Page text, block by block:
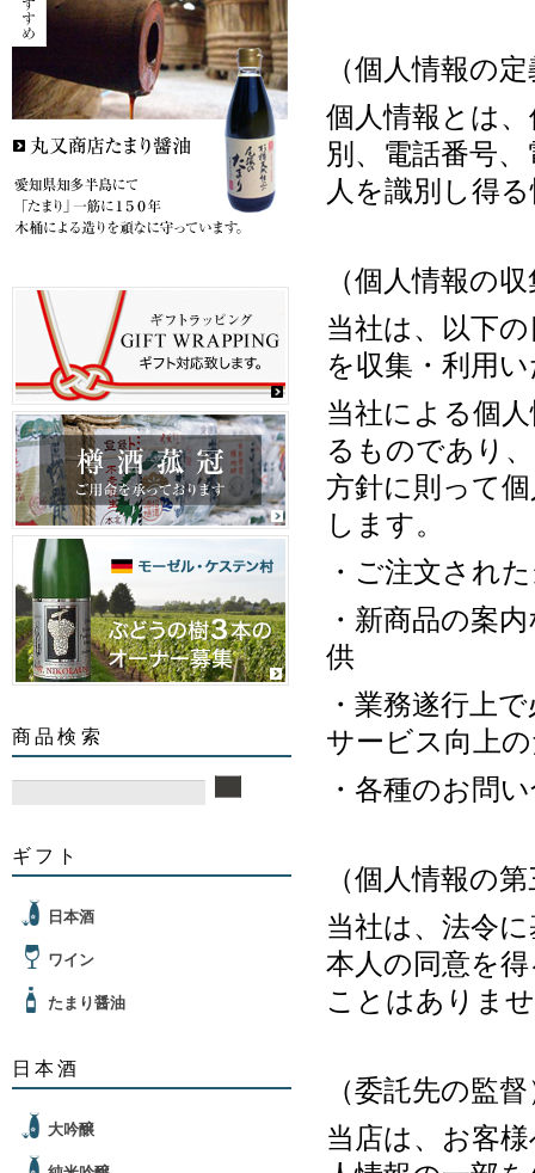
商品検索
ギフト
日本酒
ワイン
たまり醤油
日本酒
大吟醸
（個人情報の
個人情報とは
別、電話番号
人を識別し得
（個人情報の
当社は、以下
を収集・利用
当社による個
るものであり
方針に則って
します。
・ご注文され
・新商品の案
供
・業務遂行上
サービス向上
・各種のお問
（個人情報の
当社は、法令
本人の同意を
ことはありま
（委託先の監
当店は、お客